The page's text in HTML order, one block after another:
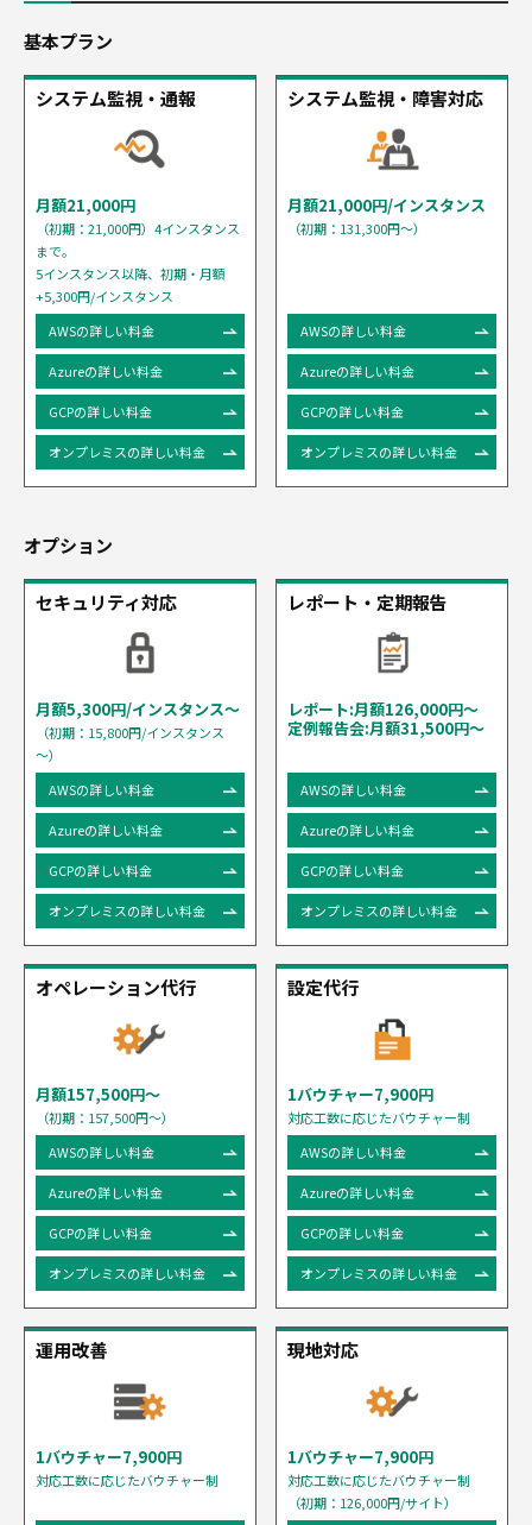
基本プラン
システム監視・通報
月額21,000円
（初期：21,000円）4インスタンス
まで。
5インスタンス以降、初期・月額
+5,300円/インスタンス
AWSの詳しい料金
Azureの詳しい料金
GCPの詳しい料金
オンプレミスの詳しい料金
システム監視・障害対応
月額21,000円/インスタンス
（初期：131,300円～）
AWSの詳しい料金
Azureの詳しい料金
GCPの詳しい料金
オンプレミスの詳しい料金
オプション
セキュリティ対応
月額5,300円/インスタンス～
（初期：15,800円/インスタンス
～）
AWSの詳しい料金
Azureの詳しい料金
GCPの詳しい料金
オンプレミスの詳しい料金
レポート・定期報告
レポート:月額126,000円〜
定例報告会:月額31,500円～
AWSの詳しい料金
Azureの詳しい料金
GCPの詳しい料金
オンプレミスの詳しい料金
オペレーション代行
月額157,500円〜
（初期：157,500円〜）
AWSの詳しい料金
Azureの詳しい料金
GCPの詳しい料金
オンプレミスの詳しい料金
設定代行
1バウチャー7,900円
対応工数に応じたバウチャー制
AWSの詳しい料金
Azureの詳しい料金
GCPの詳しい料金
オンプレミスの詳しい料金
運用改善
1バウチャー7,900円
対応工数に応じたバウチャー制
現地対応
1バウチャー7,900円
対応工数に応じたバウチャー制
（初期：126,000円/サイト）